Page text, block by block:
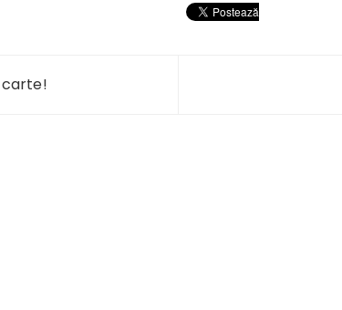
carte!